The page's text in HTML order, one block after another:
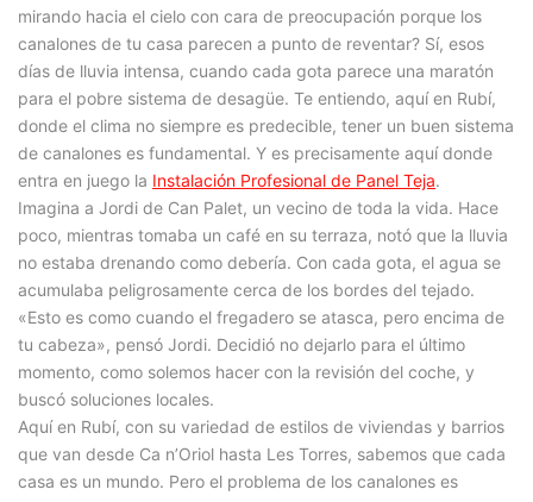
mirando hacia el cielo con cara de preocupación porque los
canalones de tu casa parecen a punto de reventar? Sí, esos
días de lluvia intensa, cuando cada gota parece una maratón
para el pobre sistema de desagüe. Te entiendo, aquí en Rubí,
donde el clima no siempre es predecible, tener un buen sistema
de canalones es fundamental. Y es precisamente aquí donde
entra en juego la Instalación Profesional de Panel Teja.
Imagina a Jordi de Can Palet, un vecino de toda la vida. Hace
poco, mientras tomaba un café en su terraza, notó que la lluvia
no estaba drenando como debería. Con cada gota, el agua se
acumulaba peligrosamente cerca de los bordes del tejado.
«Esto es como cuando el fregadero se atasca, pero encima de
tu cabeza», pensó Jordi. Decidió no dejarlo para el último
momento, como solemos hacer con la revisión del coche, y
buscó soluciones locales.
Aquí en Rubí, con su variedad de estilos de viviendas y barrios
que van desde Ca n’Oriol hasta Les Torres, sabemos que cada
casa es un mundo. Pero el problema de los canalones es